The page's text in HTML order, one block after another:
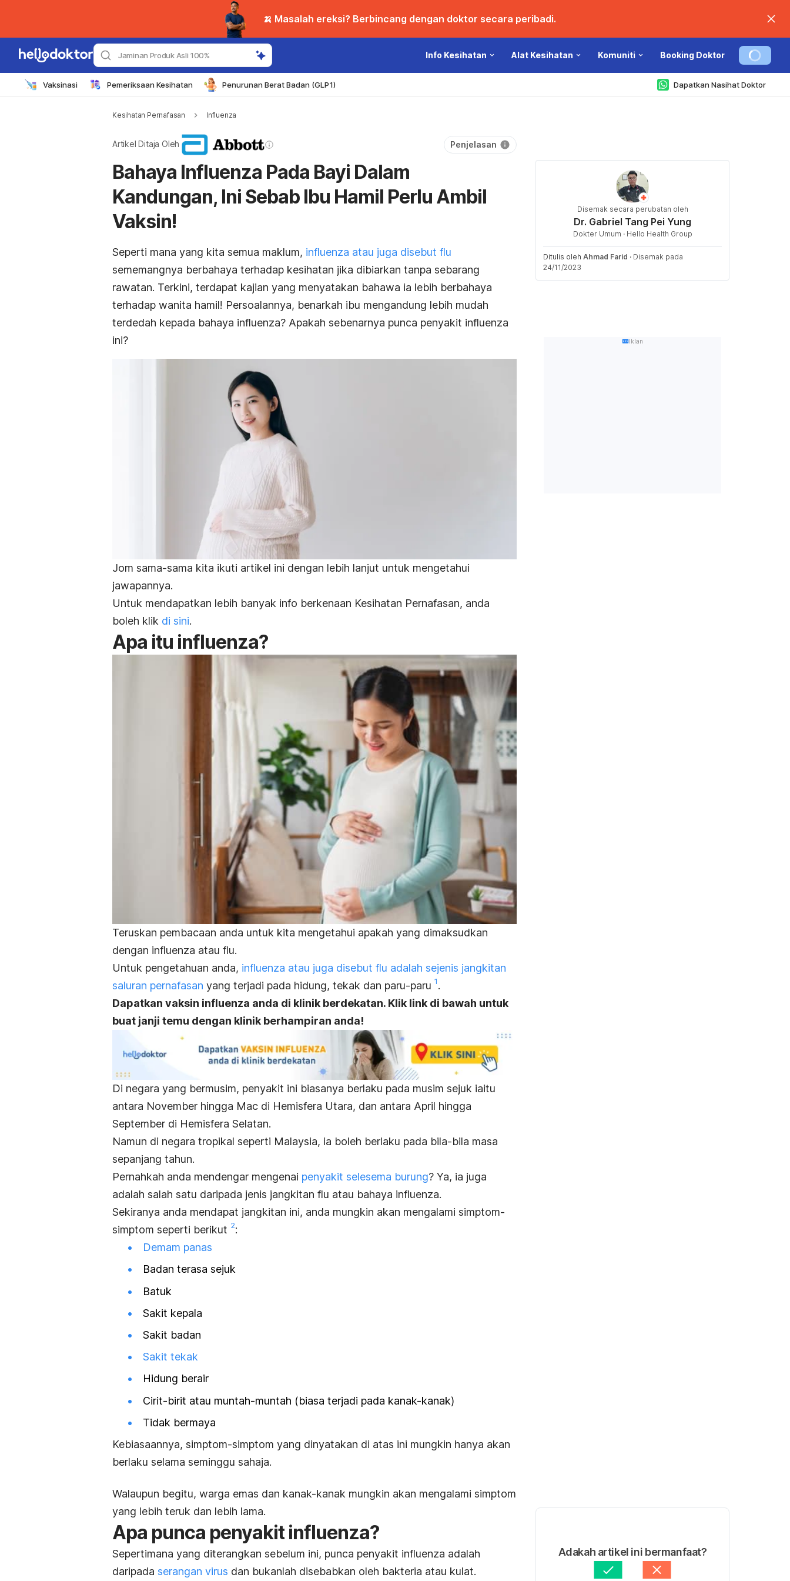
🍌 Masalah ereksi? Berbincang dengan doktor secara peribadi.
Jaminan Produk Asli 100% Info Kesihatan Alat Kesihatan Komuniti Booking Doktor
Vaksinasi Pemeriksaan Kesihatan Penurunan Berat Badan (GLP1) Dapatkan Nasihat Doktor
Kesihatan Pernafasan Influenza
Artikel Ditaja Oleh Penjelasan
Bahaya Influenza Pada Bayi Dalam
Kandungan, Ini Sebab Ibu Hamil Perlu Ambil
Vaksin!
Seperti mana yang kita semua maklum, influenza atau juga disebut flu
sememangnya berbahaya terhadap kesihatan jika dibiarkan tanpa sebarang
rawatan. Terkini, terdapat kajian yang menyatakan bahawa ia lebih berbahaya
terhadap wanita hamil! Persoalannya, benarkah ibu mengandung lebih mudah
terdedah kepada bahaya influenza? Apakah sebenarnya punca penyakit influenza
ini?
Jom sama-sama kita ikuti artikel ini dengan lebih lanjut untuk mengetahui
jawapannya.
Untuk mendapatkan lebih banyak info berkenaan Kesihatan Pernafasan, anda
boleh klik di sini.
Apa itu influenza?
Teruskan pembacaan anda untuk kita mengetahui apakah yang dimaksudkan
dengan influenza atau flu.
Untuk pengetahuan anda, influenza atau juga disebut flu adalah sejenis jangkitan
saluran pernafasan yang terjadi pada hidung, tekak dan paru-paru 1 .
Dapatkan vaksin influenza anda di klinik berdekatan. Klik link di bawah untuk
buat janji temu dengan klinik berhampiran anda!
Di negara yang bermusim, penyakit ini biasanya berlaku pada musim sejuk iaitu
antara November hingga Mac di Hemisfera Utara, dan antara April hingga
September di Hemisfera Selatan.
Namun di negara tropikal seperti Malaysia, ia boleh berlaku pada bila-bila masa
sepanjang tahun.
Pernahkah anda mendengar mengenai penyakit selesema burung? Ya, ia juga
adalah salah satu daripada jenis jangkitan flu atau bahaya influenza.
Sekiranya anda mendapat jangkitan ini, anda mungkin akan mengalami simptom-
simptom seperti berikut 2:
Demam panas
Badan terasa sejuk
Batuk
Sakit kepala
Sakit badan
Sakit tekak
Hidung berair
Cirit-birit atau muntah-muntah (biasa terjadi pada kanak-kanak)
Tidak bermaya
Kebiasaannya, simptom-simptom yang dinyatakan di atas ini mungkin hanya akan
berlaku selama seminggu sahaja.
Walaupun begitu, warga emas dan kanak-kanak mungkin akan mengalami simptom
yang lebih teruk dan lebih lama.
Apa punca penyakit influenza?
Sepertimana yang diterangkan sebelum ini, punca penyakit influenza adalah
daripada serangan virus dan bukanlah disebabkan oleh bakteria atau kulat.
Disemak secara perubatan oleh
Dr. Gabriel Tang Pei Yung
Dokter Umum · Hello Health Group
Ditulis oleh Ahmad Farid · Disemak pada
24/11/2023
Iklan
Adakah artikel ini bermanfaat?